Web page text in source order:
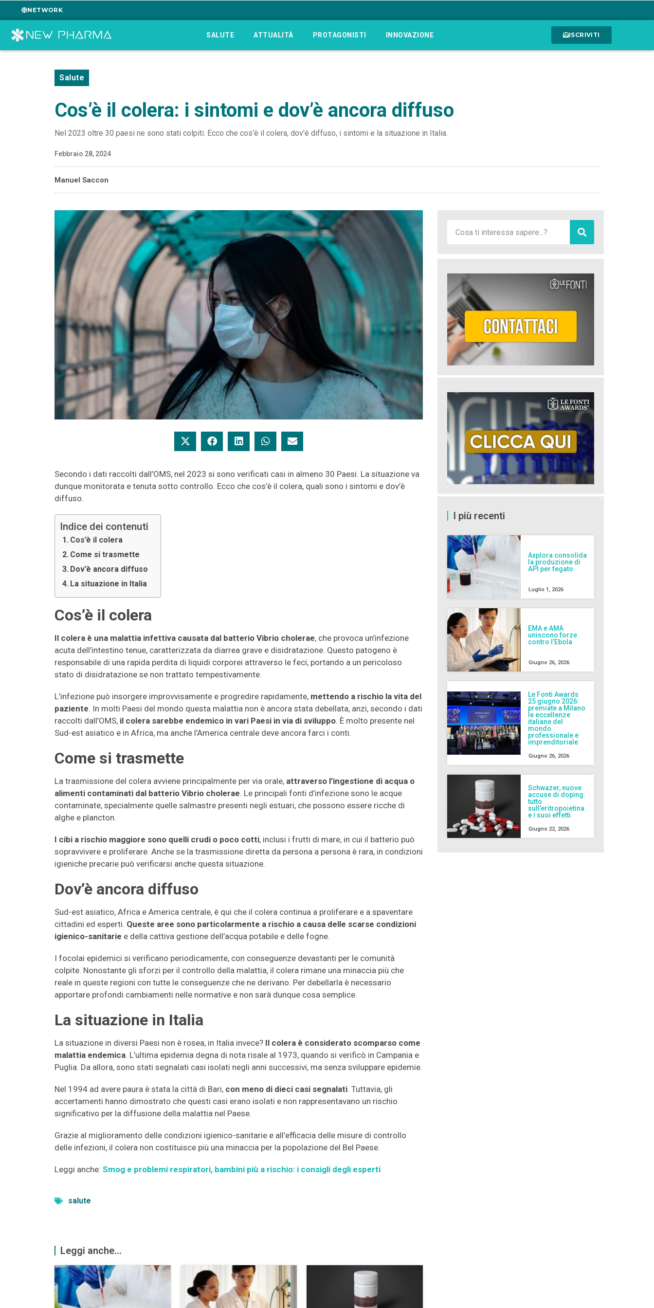
NETWORK
SALUTE ATTUALITÀ PROTAGONISTI INNOVAZIONE ISCRIVITI
Salute
Cos’è il colera: i sintomi e dov’è ancora diffuso
Nel 2023 oltre 30 paesi ne sono stati colpiti. Ecco che cos'è il colera, dov'è diffuso, i sintomi e la situazione in Italia.
Febbraio 28, 2024
Manuel Saccon
Secondo i dati raccolti dall’OMS, nel 2023 si sono verificati casi in almeno 30 Paesi. La situazione va
dunque monitorata e tenuta sotto controllo. Ecco che cos’è il colera, quali sono i sintomi e dov’è
diffuso.
Indice dei contenuti
Cos’è il colera
Come si trasmette
Dov’è ancora diffuso
La situazione in Italia
Cos’è il colera
Il colera è una malattia infettiva causata dal batterio Vibrio cholerae, che provoca un’infezione
acuta dell’intestino tenue, caratterizzata da diarrea grave e disidratazione. Questo patogeno è
responsabile di una rapida perdita di liquidi corporei attraverso le feci, portando a un pericoloso
stato di disidratazione se non trattato tempestivamente.
L’infezione può insorgere improvvisamente e progredire rapidamente, mettendo a rischio la vita del
paziente. In molti Paesi del mondo questa malattia non è ancora stata debellata, anzi, secondo i dati
raccolti dall’OMS, il colera sarebbe endemico in vari Paesi in via di sviluppo. È molto presente nel
Sud-est asiatico e in Africa, ma anche l’America centrale deve ancora farci i conti.
Come si trasmette
La trasmissione del colera avviene principalmente per via orale, attraverso l’ingestione di acqua o
alimenti contaminati dal batterio Vibrio cholerae. Le principali fonti d’infezione sono le acque
contaminate, specialmente quelle salmastre presenti negli estuari, che possono essere ricche di
alghe e plancton.
I cibi a rischio maggiore sono quelli crudi o poco cotti, inclusi i frutti di mare, in cui il batterio può
sopravvivere e proliferare. Anche se la trasmissione diretta da persona a persona è rara, in condizioni
igieniche precarie può verificarsi anche questa situazione.
Dov’è ancora diffuso
Sud-est asiatico, Africa e America centrale, è qui che il colera continua a proliferare e a spaventare
cittadini ed esperti. Queste aree sono particolarmente a rischio a causa delle scarse condizioni
igienico-sanitarie e della cattiva gestione dell’acqua potabile e delle fogne.
I focolai epidemici si verificano periodicamente, con conseguenze devastanti per le comunità
colpite. Nonostante gli sforzi per il controllo della malattia, il colera rimane una minaccia più che
reale in queste regioni con tutte le conseguenze che ne derivano. Per debellarla è necessario
apportare profondi cambiamenti nelle normative e non sarà dunque cosa semplice.
La situazione in Italia
La situazione in diversi Paesi non è rosea, in Italia invece? Il colera è considerato scomparso come
malattia endemica. L’ultima epidemia degna di nota risale al 1973, quando si verificò in Campania e
Puglia. Da allora, sono stati segnalati casi isolati negli anni successivi, ma senza sviluppare epidemie.
Nel 1994 ad avere paura è stata la città di Bari, con meno di dieci casi segnalati. Tuttavia, gli
accertamenti hanno dimostrato che questi casi erano isolati e non rappresentavano un rischio
significativo per la diffusione della malattia nel Paese.
Grazie al miglioramento delle condizioni igienico-sanitarie e all’efficacia delle misure di controllo
delle infezioni, il colera non costituisce più una minaccia per la popolazione del Bel Paese.
Leggi anche: Smog e problemi respiratori, bambini più a rischio: i consigli degli esperti
salute
Leggi anche...
I più recenti
Axplora consolida
la produzione di
API per fegato
Luglio 1, 2026
EMA e AMA
uniscono forze
contro l’Ebola
Giugno 26, 2026
Le Fonti Awards
25 giugno 2026:
premiate a Milano
le eccellenze
italiane del
mondo
professionale e
imprenditoriale
Giugno 26, 2026
Schwazer, nuove
accuse di doping:
tutto
sull’eritropoietina
e i suoi effetti
Giugno 22, 2026